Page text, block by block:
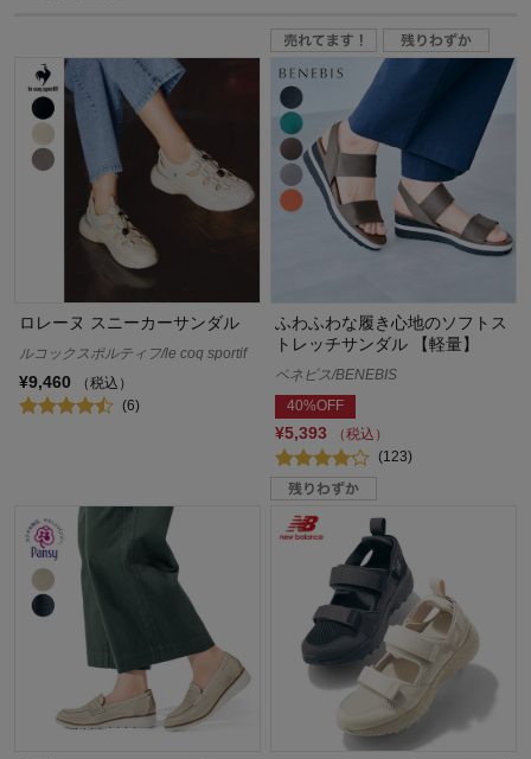
ロレーヌ スニーカーサンダル
ルコックスポルティフ/le coq sportif
¥9,460
（税込）
(6)
ふわふわな履き心地のソフトス
トレッチサンダル 【軽量】
ベネビス/BENEBIS
40%OFF
¥5,393
（税込）
(123)